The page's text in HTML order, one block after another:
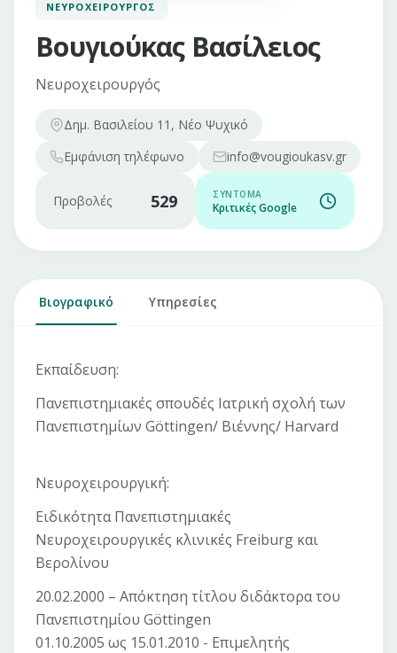
ΝΕΥΡΟΧΕΙΡΟΥΡΓΌΣ
Βουγιούκας Βασίλειος
Νευροχειρουργός
Δημ. Βασιλείου 11, Νέο Ψυχικό
Εμφάνιση τηλέφωνο info@vougioukasv.gr
Προβολές 529 ΣΎΝΤΟΜΑ
Κριτικές Google
Βιογραφικό Υπηρεσίες
Εκπαίδευση:
Πανεπιστημιακές σπουδές Ιατρική σχολή των
Πανεπιστημίων Göttingen/ Βιέννης/ Harvard
Νευροχειρουργική:
Ειδικότητα Πανεπιστημιακές
Νευροχειρουργικές κλινικές Freiburg και
Βερολίνου
20.02.2000 – Απόκτηση τίτλου διδάκτορα του
Πανεπιστημίου Göttingen
01.10.2005 ως 15.01.2010 - Επιμελητής